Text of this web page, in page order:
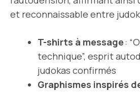
et reconnaissable entre
T-shirts à message:
technique”, esprit
judokas confirmés
Graphismes inspirés